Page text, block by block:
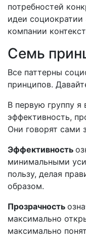
потребностей
идеи
компании
Семь
Все паттерны
принципов.
В первую группу
эффективность,
Они говорят сами
Эффективность
минимальными
пользу, делая
образом.
Прозрачность
максимально
максимально